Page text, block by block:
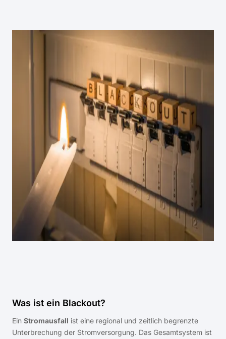
Was ist ein Blackout?
Ein Stromausfall ist eine regional und zeitlich begrenzte
Unterbrechung der Stromversorgung. Das Gesamtsystem ist